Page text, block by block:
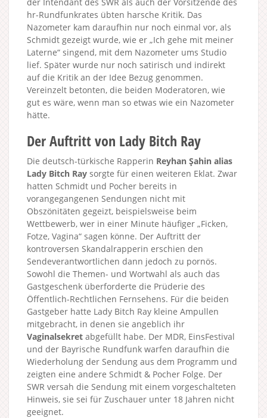
hr-Rundfunkrates übten harsche Kritik. Das
Nazometer kam daraufhin nur noch einmal vor, als
Schmidt gezeigt wurde, wie er „Ich gehe mit meiner
Laterne“ singend, mit dem Nazometer ums Studio
lief. Später wurde nur noch satirisch und indirekt
auf die Kritik an der Idee Bezug genommen.
Vereinzelt betonten, die beiden Moderatoren, wie
gut es wäre, wenn man so etwas wie ein Nazometer
hätte.
Der Auftritt von Lady Bitch Ray
Die deutsch-türkische Rapperin Reyhan Şahin alias
Lady Bitch Ray sorgte für einen weiteren Eklat. Zwar
hatten Schmidt und Pocher bereits in
vorangegangenen Sendungen nicht mit
Obszönitäten gegeizt, beispielsweise beim
Wettbewerb, wer in einer Minute häufiger „Ficken,
Fotze, Vagina“ sagen könne. Der Auftritt der
kontroversen Skandalrapperin erschien den
Sendeverantwortlichen dann jedoch zu pornös.
Sowohl die Themen- und Wortwahl als auch das
Gastgeschenk überforderte die Prüderie des
Öffentlich-Rechtlichen Fernsehens. Für die beiden
Gastgeber hatte Lady Bitch Ray kleine Ampullen
mitgebracht, in denen sie angeblich ihr
Vaginalsekret abgefüllt habe. Der MDR, EinsFestival
und der Bayrische Rundfunk warfen daraufhin die
Wiederholung der Sendung aus dem Programm und
zeigten eine andere Schmidt & Pocher Folge. Der
SWR versah die Sendung mit einem vorgeschalteten
Hinweis, sie sei für Zuschauer unter 18 Jahren nicht
geeignet.